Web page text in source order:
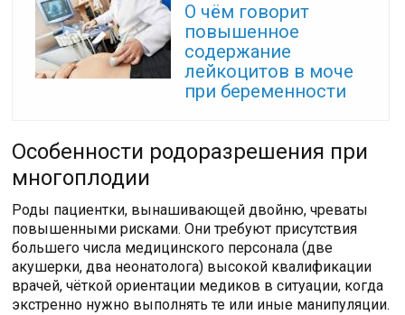
О чём говорит
повышенное
содержание
лейкоцитов в моче
при беременности
Особенности родоразрешения при
многоплодии
Роды пациентки, вынашивающей двойню, чреваты
повышенными рисками. Они требуют присутствия
большего числа медицинского персонала (две
акушерки, два неонатолога) высокой квалификации
врачей, чёткой ориентации медиков в ситуации, когда
экстренно нужно выполнять те или иные манипуляции.